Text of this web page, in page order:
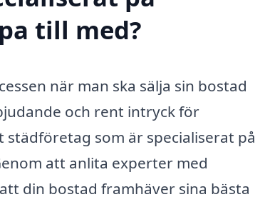
till med?
när man ska sälja sin bostad
och rent intryck för
som är specialiserat på
att anlita experter med
din bostad framhäver sina bästa